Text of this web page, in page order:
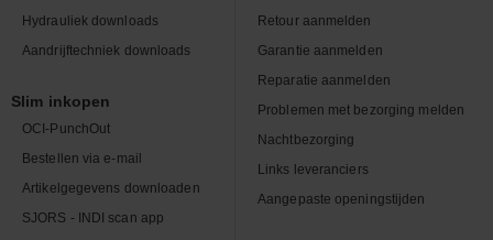
Hydrauliek downloads
Aandrijftechniek downloads
Slim inkopen
OCI-PunchOut
Bestellen via e-mail
Artikelgegevens downloaden
SJORS - INDI scan app
Retour aanmelden
Garantie aanmelden
Reparatie aanmelden
Problemen met bezorging melden
Nachtbezorging
Links leveranciers
Aangepaste openingstijden